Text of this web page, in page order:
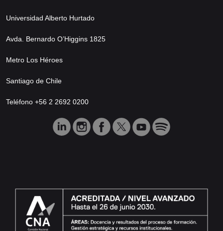
Universidad Alberto Hurtado
Avda. Bernardo O’Higgins 1825
Metro Los Héroes
Santiago de Chile
Teléfono +56 2 2692 0200